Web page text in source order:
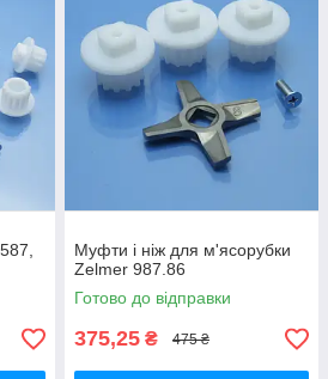
Муфти і ніж для м'ясорубки
Zelmer 987.86
Готово до відправки
375,25 ₴ 475 ₴